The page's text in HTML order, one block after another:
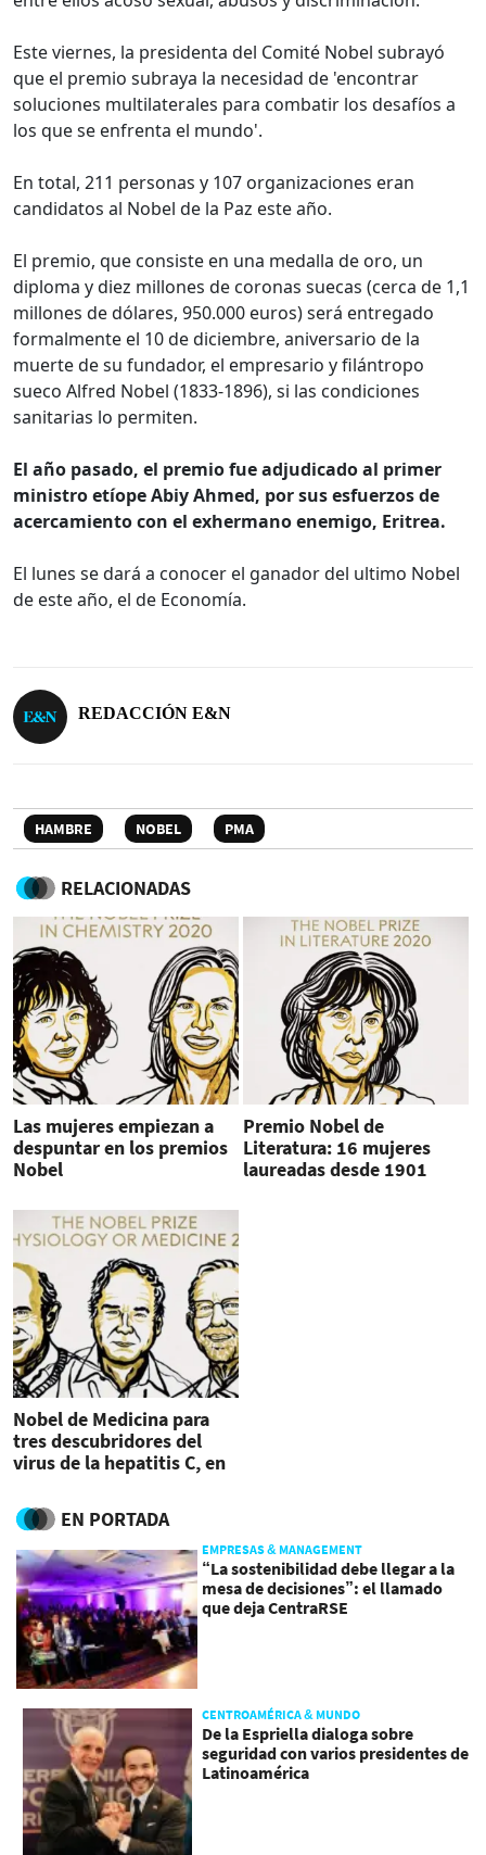
Este viernes, la presidenta del Comité Nobel subrayó
que el premio subraya la necesidad de 'encontrar
soluciones multilaterales para combatir los desafíos a
los que se enfrenta el mundo'.
En total, 211 personas y 107 organizaciones eran
candidatos al Nobel de la Paz este año.
El premio, que consiste en una medalla de oro, un
diploma y diez millones de coronas suecas (cerca de 1,1
millones de dólares, 950.000 euros) será entregado
formalmente el 10 de diciembre, aniversario de la
muerte de su fundador, el empresario y filántropo
sueco Alfred Nobel (1833-1896), si las condiciones
sanitarias lo permiten.
El año pasado, el premio fue adjudicado al primer
ministro etíope Abiy Ahmed, por sus esfuerzos de
acercamiento con el exhermano enemigo, Eritrea.
El lunes se dará a conocer el ganador del ultimo Nobel
de este año, el de Economía.
REDACCIÓN E&N
HAMBRE NOBEL PMA
RELACIONADAS
Las mujeres empiezan a
despuntar en los premios
Nobel
Premio Nobel de
Literatura: 16 mujeres
laureadas desde 1901
Nobel de Medicina para
tres descubridores del
virus de la hepatitis C, en
EN PORTADA
EMPRESAS & MANAGEMENT
“La sostenibilidad debe llegar a la
mesa de decisiones”: el llamado
que deja CentraRSE
CENTROAMÉRICA & MUNDO
De la Espriella dialoga sobre
seguridad con varios presidentes de
Latinoamérica